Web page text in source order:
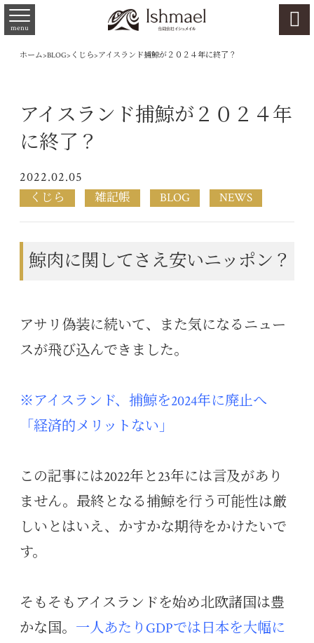
menu 
ホーム>BLOG> くじら>アイスランド捕鯨が２０２４年に終了？
アイスランド捕鯨が２０２４年
に終了？
2022.02.05
くじら 雑記帳 BLOG NEWS
鯨肉に関してさえ安いニッポン？
アサリ偽装に続いて、また気になるニュー
スが飛び込んできました。
※アイスランド、捕鯨を2024年に廃止へ
「経済的メリットない」
この記事には2022年と23年には言及があり
ません。最終となる捕鯨を行う可能性は厳
しいとはいえ、かすかな期待をかけたいで
す。
そもそもアイスランドを始め北欧諸国は豊
かな国。 一人あたりGDPでは日本を大幅に